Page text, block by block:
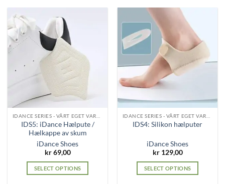
IDS5: iDance Hælpute /
Hælkappe av skum
iDance Shoes
kr69,00
SELECT OPTIONS
IDS4: Silikon hælputer
iDance Shoes
kr129,00
SELECT OPTIONS